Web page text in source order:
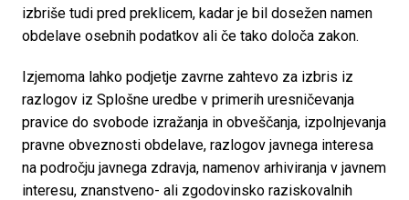
izbriše tudi pred preklicem, kadar je bil dosežen namen
obdelave osebnih podatkov ali če tako določa zakon.
Izjemoma lahko podjetje zavrne zahtevo za izbris iz
razlogov iz Splošne uredbe v primerih uresničevanja
pravice do svobode izražanja in obveščanja, izpolnjevanja
pravne obveznosti obdelave, razlogov javnega interesa
na področju javnega zdravja, namenov arhiviranja v javnem
interesu, znanstveno- ali zgodovinsko raziskovalnih